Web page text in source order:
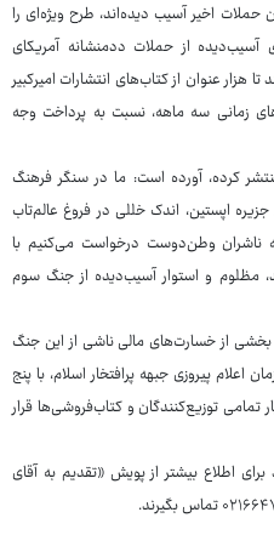
اخیر آسیب دیده‌اند، طرح ویژه‌ای را
از حملات ددمنشانه آمریکای
هزار عنوان از کتاب‌های انتشارات امیرکبیر
زمانی سه ماهه، نسبت به پرداخت وجه
کرده، آورده است: ما در سنگر فرهنگ
اپستین، اندک خللی در فروغ عالم‌تاب
ناشران وطن‌دوست درخواست می‌کنیم با
مظلوم و استوار آسیب‌دیده از جنگ سوم
بخشی از خسارت‌های مالی ناشی از این جنگ
اعلام پیروزی جبهه پرافتخار اسلام، با پنج
تمامی توزیع‌کنندگان و کتاب‌فروشی‌ها قرار
اطلاع بیشتر از پویش «تقدیم به آقای